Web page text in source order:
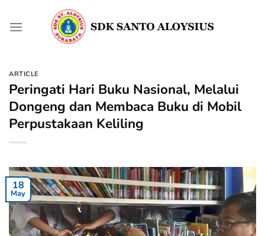
ARTICLE
Peringati Hari Buku Nasional, Melalui
Dongeng dan Membaca Buku di Mobil
Perpustakaan Keliling
18
May